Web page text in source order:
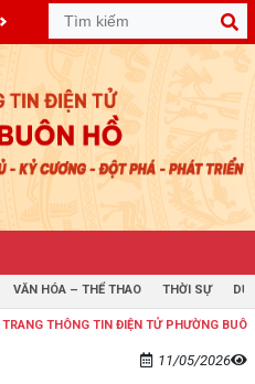
VĂN HÓA – THỂ THAO THỜI SỰ DỰ
TIN ĐIỆN TỬ PHƯỜNG BUÔN HỒ
11/05/2026